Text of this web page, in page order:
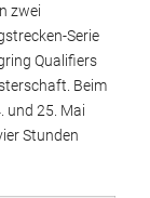
zwei
Serie
Qualifiers
Beim
und 25. Mai
Stunden